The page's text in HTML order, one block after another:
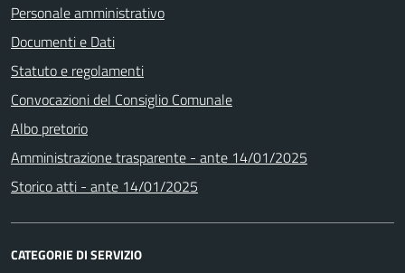
Personale amministrativo
Documenti e Dati
Statuto e regolamenti
Convocazioni del Consiglio Comunale
Albo pretorio
Amministrazione trasparente - ante 14/01/2025
Storico atti - ante 14/01/2025
CATEGORIE DI SERVIZIO